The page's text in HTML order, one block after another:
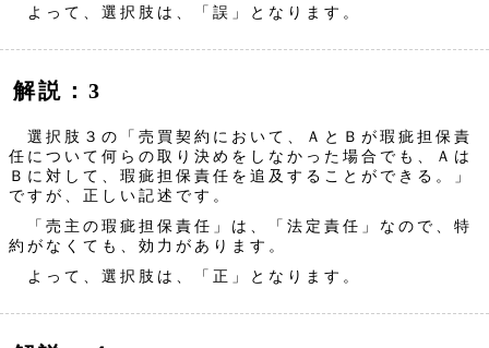
よって、選択肢は、「誤」となります。
解説：3
選択肢３の「売買契約において、ＡとＢが瑕疵担保責
任について何らの取り決めをしなかった場合でも、Ａは
Ｂに対して、瑕疵担保責任を追及することができる。」
ですが、正しい記述です。
「売主の瑕疵担保責任」は、「法定責任」なので、特
約がなくても、効力があります。
よって、選択肢は、「正」となります。